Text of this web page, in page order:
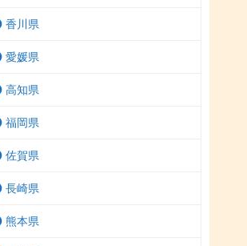
香川県
愛媛県
高知県
福岡県
佐賀県
長崎県
熊本県